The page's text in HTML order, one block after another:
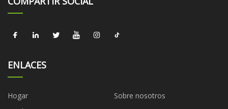
ENLACES
Hogar
Sobre nosotros